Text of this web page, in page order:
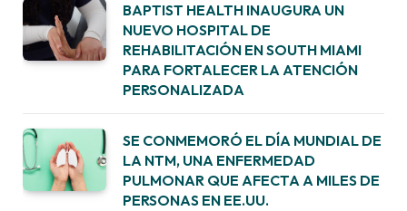
BAPTIST HEALTH INAUGURA UN
NUEVO HOSPITAL DE
REHABILITACIÓN EN SOUTH MIAMI
PARA FORTALECER LA ATENCIÓN
PERSONALIZADA
SE CONMEMORÓ EL DÍA MUNDIAL DE
LA NTM, UNA ENFERMEDAD
PULMONAR QUE AFECTA A MILES DE
PERSONAS EN EE.UU.